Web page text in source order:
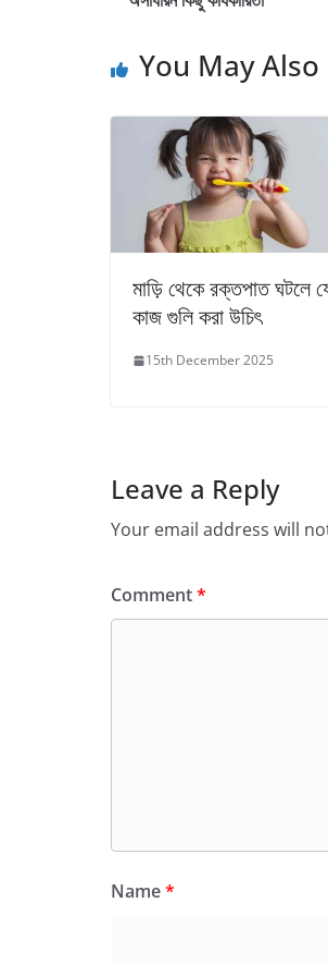
You May Also
মাড়ি থেকে রক্তপাত ঘটলে
কাজ গুলি করা উচিৎ
15th December 2025
Leave a Reply
Your email address will
Comment*
Name*